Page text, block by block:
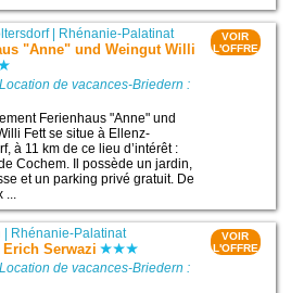
| Rhénanie-Palatinat
"Anne" und Weingut Willi
de vacances-Briedern :
Ferienhaus "Anne" und
Fett se situe à Ellenz-
à 11 km de ce lieu d’intérêt :
Cochem. Il possède un jardin,
et un parking privé gratuit. De
...
VOIR
L'OFFRE
Rhénanie-Palatinat
Serwazi
de vacances-Briedern :
VOIR
L'OFFRE